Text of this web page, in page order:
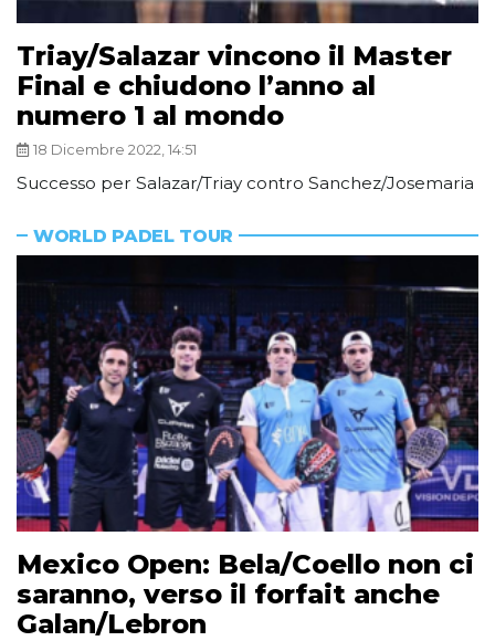
Triay/Salazar vincono il Master
Final e chiudono l’anno al
numero 1 al mondo
18 Dicembre 2022, 14:51
Successo per Salazar/Triay contro Sanchez/Josemaria
WORLD PADEL TOUR
Mexico Open: Bela/Coello non ci
saranno, verso il forfait anche
Galan/Lebron